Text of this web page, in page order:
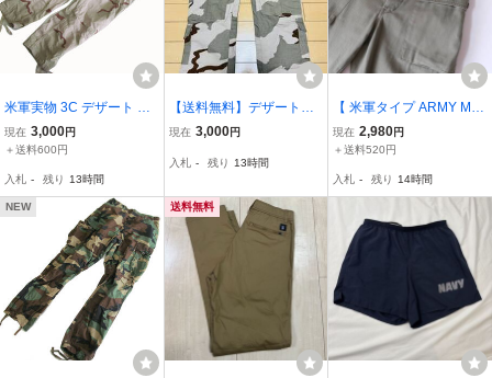
米軍実物 3C デザート RI
PSTOP 迷彩 カモフラ ミ
リタリーパンツ コンバッ
現在 3,000円
＋送料600円
入札 - 残り 13時間
【送料無料】デザートカ
モ コンバットパンツ W3
ィカルパンツ ニーパッド
ワークパンツ
現在 3,000円
入札 - 残り 13時間
【 米軍タイプ ARMY M-4
4 】モンキーパンツ ヒッ
プポケット カーゴパンツ
カジ ワーク 日本製
現在 2,980円
＋送料520円
入札 - 残り 14時間
NEW 送料無料